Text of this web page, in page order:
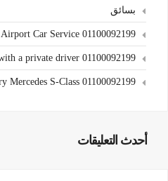
بسائق
Car Service 01100092199
a private driver 01100092199
Mercedes S-Class 01100092199
أحدث التعليقات